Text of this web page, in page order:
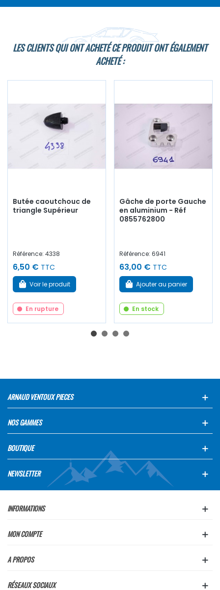
LES CLIENTS QUI ONT ACHETÉ CE PRODUIT ONT ÉGALEMENT
ACHETÉ :
Butée caoutchouc de
triangle Supérieur
Référence: 4338
6,50 € TTC
Voir le produit
En rupture
Gâche de porte Gauche
en aluminium - Réf
0855762800
Référence: 6941
63,00 € TTC
Ajouter au panier
En stock
ARNAUD VENTOUX PIECES
NOS GAMMES
BOUTIQUE
NEWSLETTER
INFORMATIONS
MON COMPTE
A PROPOS
RÉSEAUX SOCIAUX